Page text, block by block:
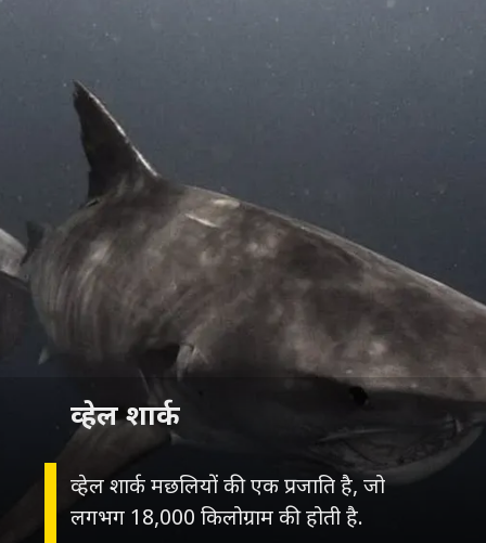
व्हेल शार्क मछलियों की एक प्रजाति है, जो
लगभग 18,000 किलोग्राम की होती है.
व्हेल शार्क